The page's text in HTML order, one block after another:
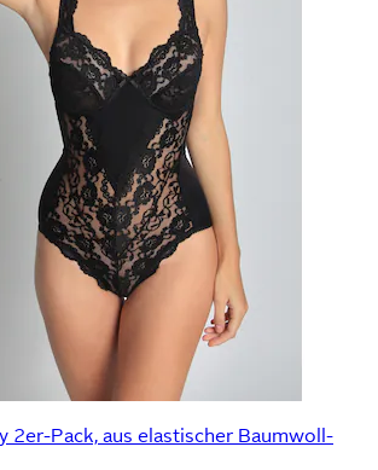
2er-Pack, aus elastischer Baumwoll-